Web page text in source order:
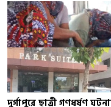
দুর্গাপুরে ছাত্রী গণধর্ষণ